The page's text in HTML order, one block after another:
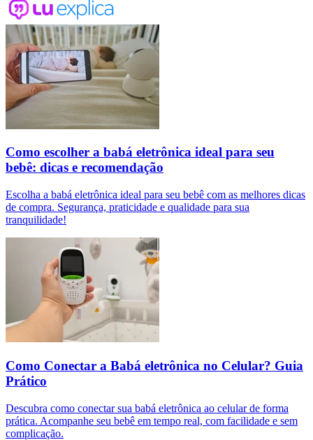
Como escolher a babá eletrônica ideal para seu
bebê: dicas e recomendação
Escolha a babá eletrônica ideal para seu bebê com as melhores dicas
de compra. Segurança, praticidade e qualidade para sua
tranquilidade!
Como Conectar a Babá eletrônica no Celular? Guia
Prático
Descubra como conectar sua babá eletrônica ao celular de forma
prática. Acompanhe seu bebê em tempo real, com facilidade e sem
complicação.